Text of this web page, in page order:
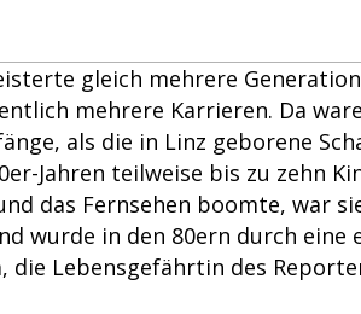
gleich mehrere
mehrere Karrieren. Da
als die in Linz geborene
Jahren teilweise bis zu zehn
das Fernsehen boomte, war
wurde in den 80ern durch eine
die Lebensgefährtin des